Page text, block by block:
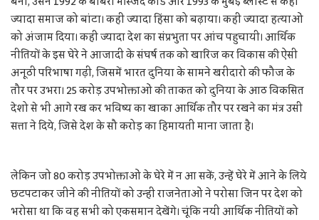
ज्यादा समाज को बांटा। कहीं ज्यादा हिंसा को बढ़ाया। कहीं ज्यादा हत्याओं
को अंजाम दिया। कहीं ज्यादा देश का संप्रभुता पर आंच पहुचायी। आर्थिक
नीतियों के इस घेरे ने आजादी के संघर्ष तक को खारिज कर विकास की ऐसी
अनूठी परिभाषा गढ़ी, जिसमें भारत दुनिया के सामने खरीदारो की फौज के
तौर पर उभरा। 25 करोड़ उपभोक्ताओं की ताकत को दुनिया के आठ विकसित
देशो से भी आगे रख कर भविष्य का खाका आर्थिक तौर पर रखने का मंत्र उसी
सत्ता ने दिये, जिसे देश के सौ करोड़ का हिमायती माना जाता है।
लेकिन जो 80 करोड़ उपभोक्ताओं के घेरे में न आ सकें, उन्हें घेरे में आने के लिये
छटपटाकर जीने की नीतियों को उन्हीं राजनेताओं ने परोसा जिन पर देश को
भरोसा था कि वह सभी को एकसमान देखेंगे। चूंकि नयी आर्थिक नीतियों को